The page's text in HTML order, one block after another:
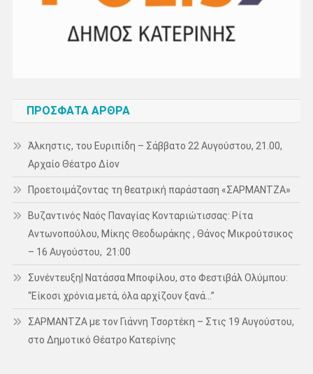
ΠΡΌΣΦΑΤΑ ΆΡΘΡΑ
Άλκηστις, του Ευριπίδη – Σάββατο 22 Αυγούστου, 21.00,
Αρχαίο Θέατρο Δίον
Προετοιμάζοντας τη θεατρική παράσταση «ΣΑΡΜΑΝΤΖΑ»
Βυζαντινός Ναός Παναγίας Κονταριώτισσας: Ρίτα
Αντωνοπούλου, Μίκης Θεοδωράκης , Θάνος Μικρούτσικος
– 16 Αυγούστου, 21:00
Συνέντευξη| Νατάσσα Μποφίλου, στο Φεστιβάλ Ολύμπου:
“Είκοσι χρόνια μετά, όλα αρχίζουν ξανά…”
ΣΑΡΜΑΝΤΖΑ με τον Γιάννη Τσορτέκη – Στις 19 Αυγούστου,
στο Δημοτικό Θέατρο Κατερίνης